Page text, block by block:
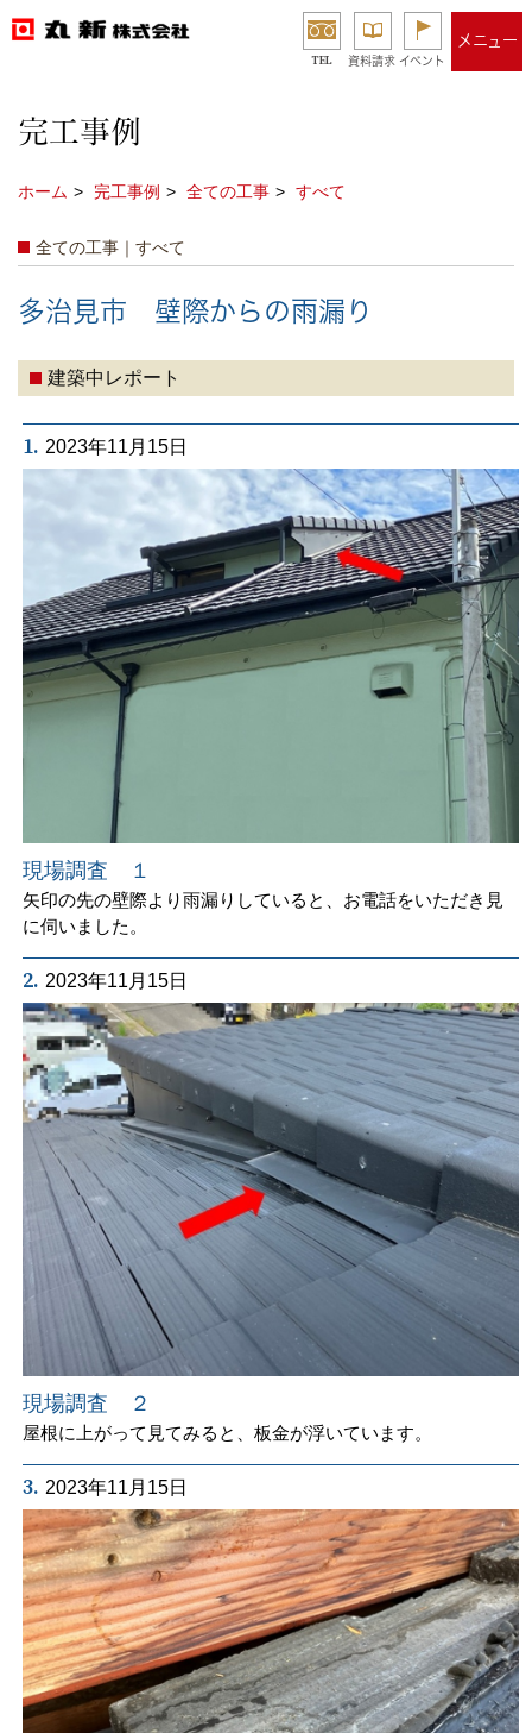
TEL 資料請求 イベント
メニュー
完工事例
ホーム 完工事例 全ての工事 すべて
全ての工事｜すべて
多治見市 壁際からの雨漏り
建築中レポート
1. 2023年11月15日
現場調査 １
矢印の先の壁際より雨漏りしていると、お電話をいただき見
に伺いました。
2. 2023年11月15日
現場調査 ２
屋根に上がって見てみると、板金が浮いています。
3. 2023年11月15日